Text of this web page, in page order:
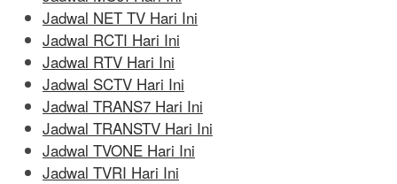
Jadwal NET TV Hari Ini
Jadwal RCTI Hari Ini
Jadwal RTV Hari Ini
Jadwal SCTV Hari Ini
Jadwal TRANS7 Hari Ini
Jadwal TRANSTV Hari Ini
Jadwal TVONE Hari Ini
Jadwal TVRI Hari Ini